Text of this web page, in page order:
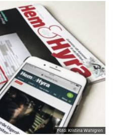
Foto: Kristina Wahlgren